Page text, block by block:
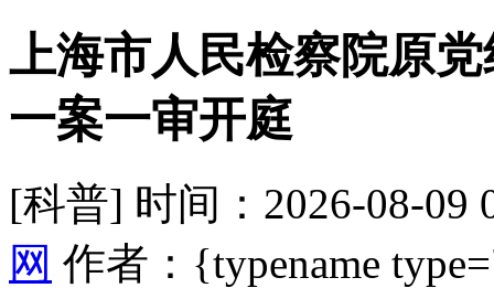
上海市人民检察院原
一案一审开庭
[科普] 时间：2026-08-09
网 作者：{typename